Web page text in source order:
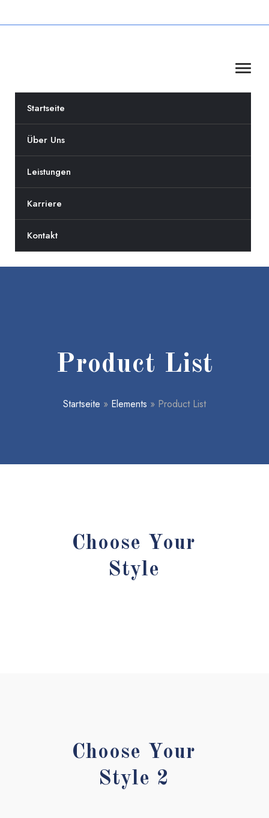
Startseite
Über Uns
Leistungen
Karriere
Kontakt
Product List
Startseite » Elements » Product List
Choose Your
Style
Choose Your
Style 2